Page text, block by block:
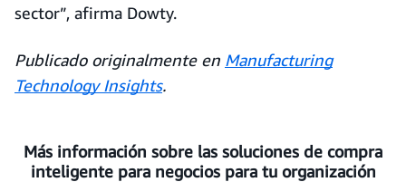
sector”, afirma Dowty.
Publicado originalmente en Manufacturing
Technology Insights.
Más información sobre las soluciones de compra
inteligente para negocios para tu organización